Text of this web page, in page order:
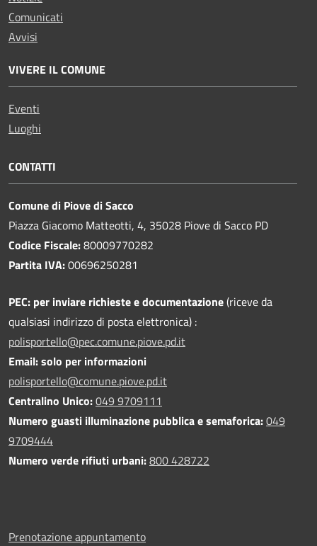
Comunicati
Avvisi
VIVERE IL COMUNE
Eventi
Luoghi
CONTATTI
Comune di Piove di Sacco
Piazza Giacomo Matteotti, 4, 35028 Piove di Sacco PD
Codice Fiscale:80009770282
Partita IVA:00696250281
PEC: per inviare richieste e documentazione(riceve da
qualsiasi indirizzo di posta elettronica) :
polisportello@pec.comune.piove.pd.it
Email: solo per informazioni
polisportello@comune.piove.pd.it
Centralino Unico:049 9709111
Numero guasti illuminazione pubblica e semaforica:049
9709444
Numero verde rifiuti urbani:800 428722
Prenotazione appuntamento